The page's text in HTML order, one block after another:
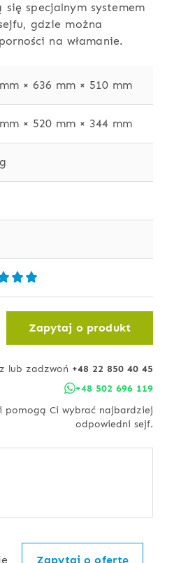
się specjalnym systemem
gdzie można
na włamanie.
× 636 mm × 510 mm
× 520 mm × 344 mm
Zapytaj o produkt
lub zadzwoń +48 22 850 40 45
+48 502 696 119
pomogą Ci wybrać najbardziej
odpowiedni sejf.
Zapytaj o ofertę